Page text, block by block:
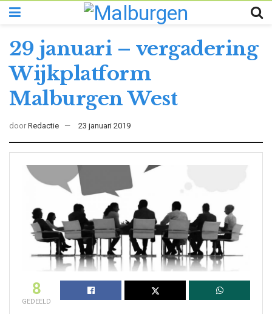
29 januari – vergadering
Wijkplatform
Malburgen West
door Redactie 23 januari 2019
8
GEDEELD